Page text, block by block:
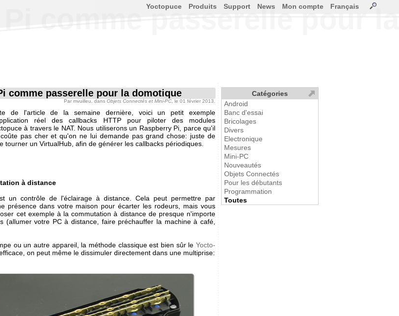
Pi comme passerelle pour
comme passerelle pour la domotique
Par mvuilleu , dans Objets Connectés et Mini-PC , le 01 février 2013.
de l'article de la semaine dernière, voici un petit exemple
réel des callbacks HTTP pour piloter des modules
à travers le NAT. Nous utiliserons un Raspberry Pi, parce qu'il
pas cher et qu'on ne lui demande pas grand chose: juste de
tourner un VirtualHub, afin de générer les callbacks périodiques.
à distance
un contrôle de l'éclairage à distance. Cela peut permettre par
présence dans votre maison pour écarter les rodeurs, mais vous
cet exemple à la commutation à distance de presque n'importe
(allumer votre PC à distance, faire préchauffer la machine à café,
ou un autre appareil, la méthode classique est bien sûr le Yocto-
on peut même le dissimuler directement dans une multiprise:
Yoctopuce Produits Support News Mon compte Français
Catégories
Android
Banc d'essai
Bricolages
Divers
Electronique
Mesures
Mini-PC
Nouveautés
Objets Connectés
Pour les débutants
Programmation
Toutes